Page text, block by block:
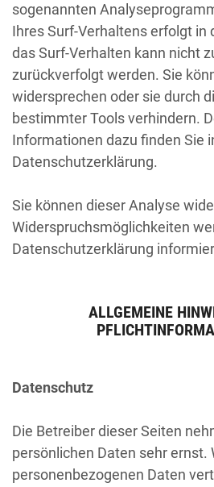
sogenannten
Ihres Surf-Verhaltens erfolgt in
das Surf-Verhalten kann nicht
zurückverfolgt werden. Sie
widersprechen oder sie durch
bestimmter Tools verhindern.
Informationen dazu finden Sie
Datenschutzerklärung.
Sie können dieser Analyse
Widerspruchsmöglichkeiten
Datenschutzerklärung
ALLGEMEINE
Datenschutz
Die Betreiber dieser Seiten
persönlichen Daten sehr ernst.
personenbezogenen Daten